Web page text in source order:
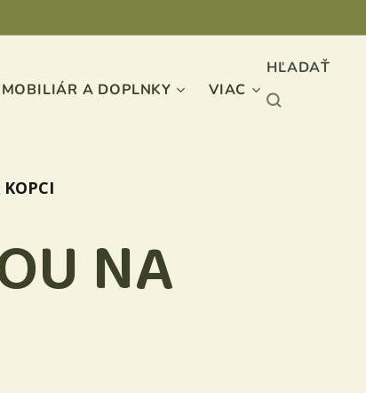
MOBILIÁR A DOPLNKY VIAC
HĽADAŤ
NA